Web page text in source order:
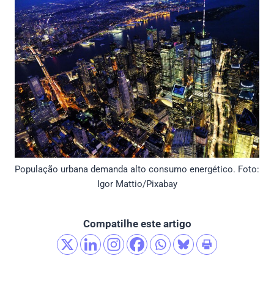
População urbana demanda alto consumo energético. Foto:
Igor Mattio/Pixabay
Compatilhe este artigo